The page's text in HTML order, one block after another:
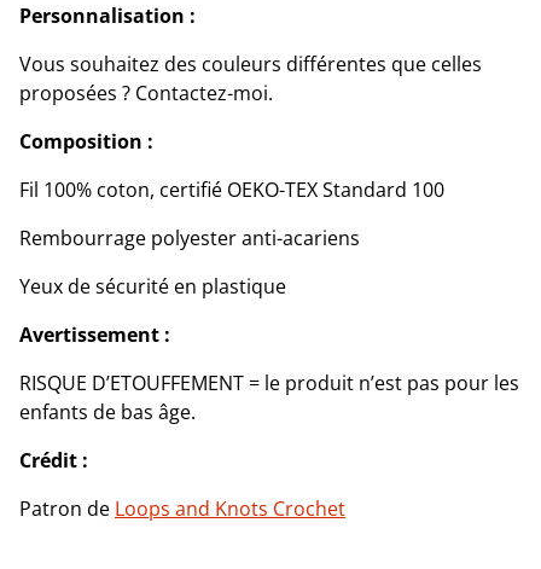
Personnalisation :
Vous souhaitez des couleurs différentes que celles
proposées ? Contactez-moi.
Composition :
Fil 100% coton, certifié OEKO-TEX Standard 100
Rembourrage polyester anti-acariens
Yeux de sécurité en plastique
Avertissement :
RISQUE D’ETOUFFEMENT = le produit n’est pas pour les
enfants de bas âge.
Crédit :
Patron de Loops and Knots Crochet